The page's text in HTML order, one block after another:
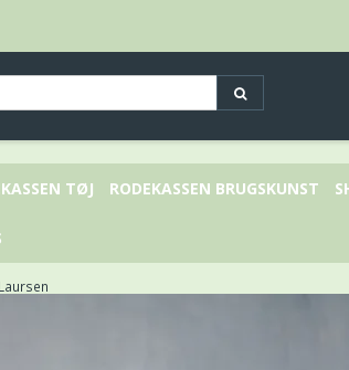
TØJ RODEKASSEN BRUGSKUNST